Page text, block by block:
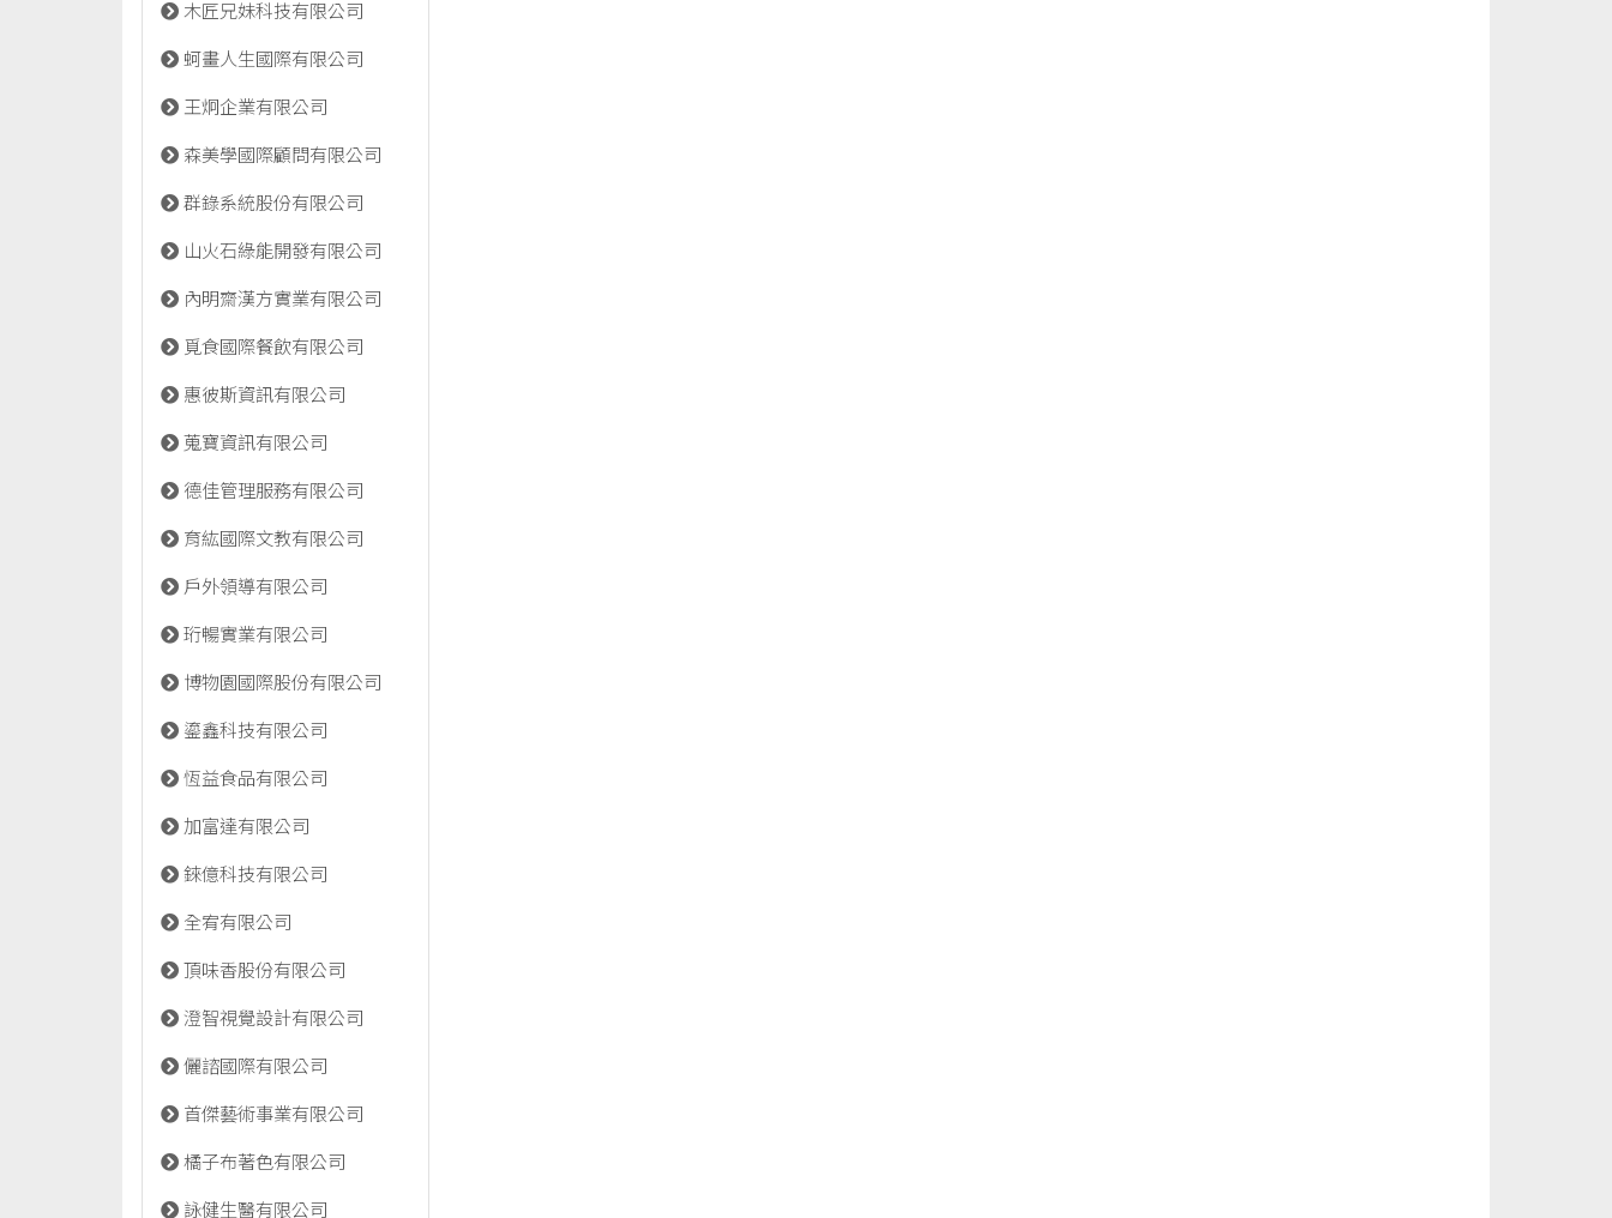
木匠兄妹科技有限公司
蚵畫人生國際有限公司
王炯企業有限公司
森美學國際顧問有限公司
群錄系統股份有限公司
山火石綠能開發有限公司
內明齋漢方實業有限公司
覓食國際餐飲有限公司
惠彼斯資訊有限公司
蒐寶資訊有限公司
德佳管理服務有限公司
育紘國際文教有限公司
戶外領導有限公司
珩暢實業有限公司
博物園國際股份有限公司
鎏鑫科技有限公司
恆益食品有限公司
加富達有限公司
錸億科技有限公司
全宥有限公司
頂味香股份有限公司
澄智視覺設計有限公司
儷諮國際有限公司
首傑藝術事業有限公司
橘子布著色有限公司
詠健生醫有限公司